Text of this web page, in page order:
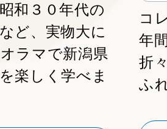
和３０年代の
ど、実物大に
ラマで新潟県
楽しく学べま
コ
年
折
ふ